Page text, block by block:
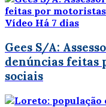
Vídeo Há 7 dias
Gees S/A:
denúncias feitas
sociais